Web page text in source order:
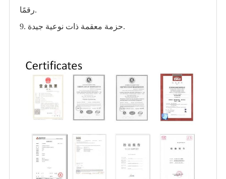
رقمًا.
9. حزمة معقمة ذات نوعية جيدة.